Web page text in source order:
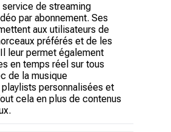
de streaming
par abonnement. Ses
aux utilisateurs de
préférés et de les
leur permet également
en temps réel sur tous
de la musique
personnalisées et
cela en plus de contenus